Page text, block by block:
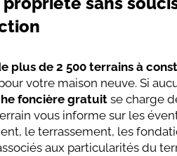
plus de 2 500 terrains à
votre maison neuve. Si
foncière gratuit se charge
vous informe sur les
le terrassement, les
aux particularités du